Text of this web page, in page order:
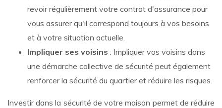
revoir régulièrement votre contrat d'assurance pour
vous assurer qu'il correspond toujours à vos besoins
et à votre situation actuelle.
Impliquer ses voisins : Impliquer vos voisins dans
une démarche collective de sécurité peut également
renforcer la sécurité du quartier et réduire les risques.
Investir dans la sécurité de votre maison permet de réduire